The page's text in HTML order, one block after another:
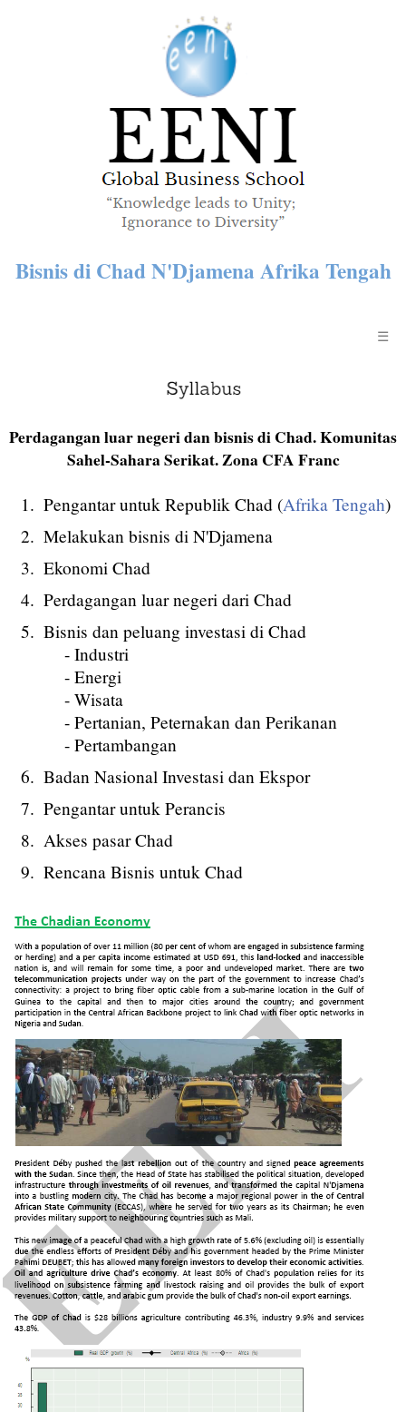
Bisnis di Chad N'Djamena Afrika Tengah
☰
Perdagangan luar negeri dan bisnis di Chad. Komunitas
Sahel-Sahara Serikat. Zona CFA Franc
Pengantar untuk Republik Chad (Afrika Tengah)
Melakukan bisnis di N'Djamena
Ekonomi Chad
Perdagangan luar negeri dari Chad
Bisnis dan peluang investasi di Chad
- Industri
- Energi
- Wisata
- Pertanian, Peternakan dan Perikanan
- Pertambangan
Badan Nasional Investasi dan Ekspor
Pengantar untuk Perancis
Akses pasar Chad
Rencana Bisnis untuk Chad